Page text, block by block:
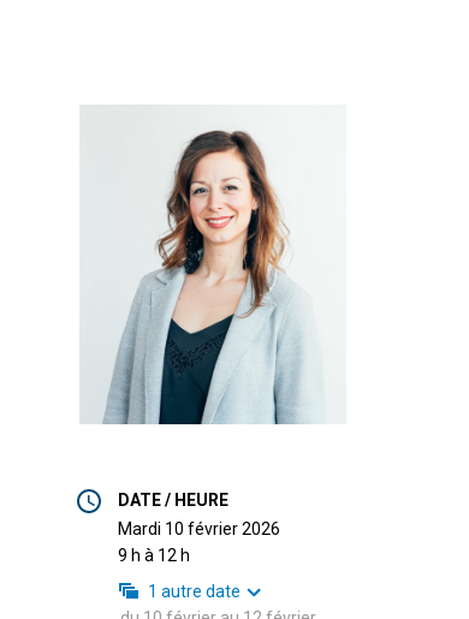
DATE / HEURE
mardi 10 février 2026
9 h à 12 h
1 autre date